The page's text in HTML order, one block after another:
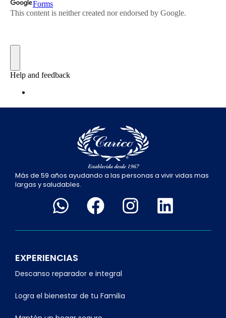
Más de 59 años ayudando a las personas a vivir vidas mas
largas y saludables.
EXPERIENCIAS
Descanso reparador e integral
Logra el bienestar de tu Familia